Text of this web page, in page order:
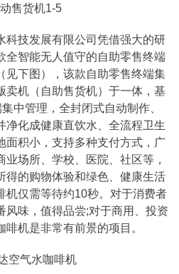
科技发展有限公司凭借强大的研
全智能无人值守的自助零售终端
见下图），该款自助零售终端集
卖机（自助售货机）于一体，基
中管理，全封闭式自动制作、
净化成健康直饮水、全流程卫生
面积小，支持多种支付方式，广
场所、学校、医院、社区等，
得的购物体验和绿色、健康生活
机仅需等待约10秒。对于消费者
风味，值得品尝;对于商用、投资
机是非常有前景的项目。